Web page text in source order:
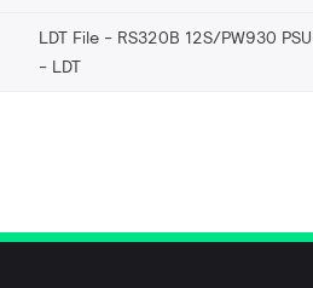
LDT File - RS320B 12S/PW930
LDT